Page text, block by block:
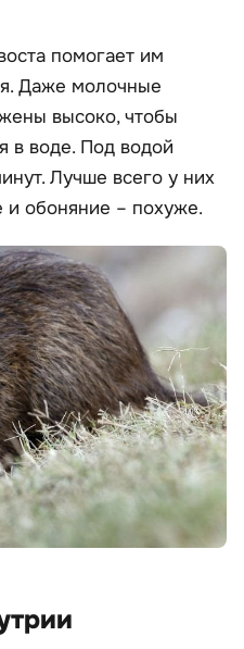
помогает им
Даже молочные
высоко, чтобы
в воде. Под водой
Лучше всего у них
и обоняние – похуже.